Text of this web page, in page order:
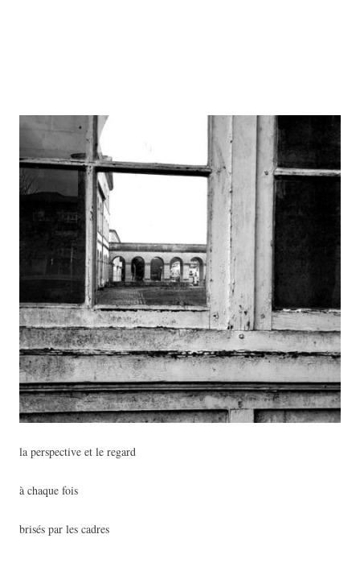
la perspective et le regard
à chaque fois
brisés par les cadres